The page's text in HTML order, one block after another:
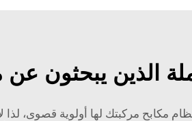
الذين يبحثون
مكابح مركبتك لها أولوية قصوى، لذا